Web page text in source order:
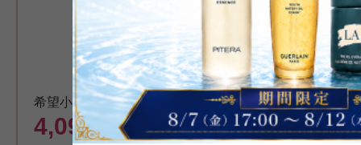
希望小売価格 4,400円
4,097 円（税込）
ボディソー
カート